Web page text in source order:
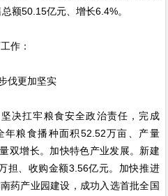
额50.15亿元、增长6.4%。
作：
伐更加坚实
扛牢粮食安全政治责任，完成
年粮食播种面积52.52万亩、产量
双增长。加快特色产业发展。新建
担、收购金额3.56亿元。加快推进
药产业园建设，成功入选首批全国